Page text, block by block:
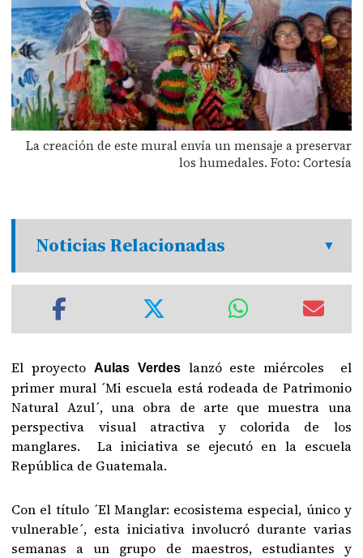
La creación de este mural envía un mensaje a preservar
los humedales. Foto: Cortesía
Noticias Relacionadas
El proyecto Aulas Verdeslanzó este miércoles el
primer mural ´Mi escuela está rodeada de Patrimonio
Natural Azul´, una obra de arte que muestra una
perspectiva visual atractiva y colorida de los
manglares. La iniciativa se ejecutó en la escuela
República de Guatemala.
Con el título ´El Manglar: ecosistema especial, único y
vulnerable´, esta iniciativa involucró durante varias
semanas a un grupo de maestros, estudiantes y